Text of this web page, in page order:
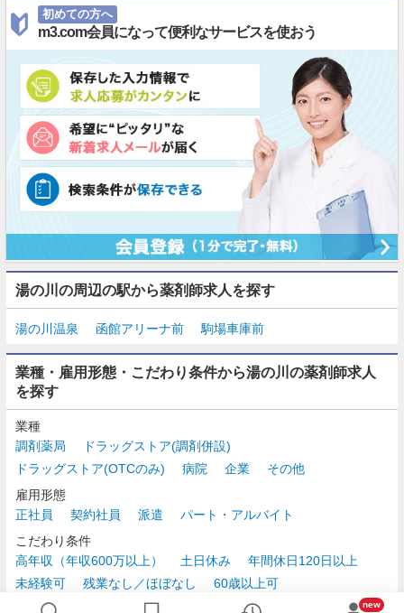
初めての方へ
m3.com会員になって便利なサービスを使おう
湯の川の周辺の駅から薬剤師求人を探す
湯の川温泉 函館アリーナ前 駒場車庫前
業種・雇用形態・こだわり条件から湯の川の薬剤師求人
を探す
業種
調剤薬局
ドラッグストア(調剤併設)
ドラッグストア(OTCのみ)
病院 企業
その他
雇用形態
正社員
契約社員 派遣
パート・アルバイト
こだわり条件
高年収（年収600万以上）
土日休み
年間休日120日以上
未経験可
残業なし／ほぼなし
60歳以上可
時給2,500円以上
new